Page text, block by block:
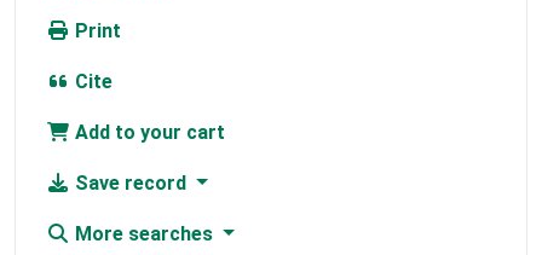
Print
Cite
Add to your cart
Save record
More searches